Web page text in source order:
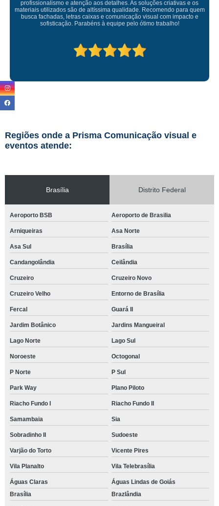
Empresa maravilhosa, entregue antes do prazo e a instalação da lona
ficou perfeita, indico de olhos fechados
Regiões onde a Prisma Comunicação visual e
eventos atende:
Brasília Distrito Federal
Aeroporto BSB Aeroporto de Brasilia
Arniqueiras Asa Norte
Asa Sul Brasília
Candangolândia Ceilândia
Cruzeiro Cruzeiro Novo
Cruzeiro Velho Entorno de Brasília
Fercal Guará II
Jardim Botânico Jardins Mangueiral
Lago Norte Lago Sul
Noroeste Octogonal
P Norte P Sul
Park Way Plano Piloto
Riacho Fundo I Riacho Fundo II
Samambaia Sia
Sobradinho II Sudoeste
Varjão do Torto Vicente Pires
Vila Planalto Vila Telebrasília
Águas Claras
Águas Lindas de Goiás
Brasília
Brazlândia